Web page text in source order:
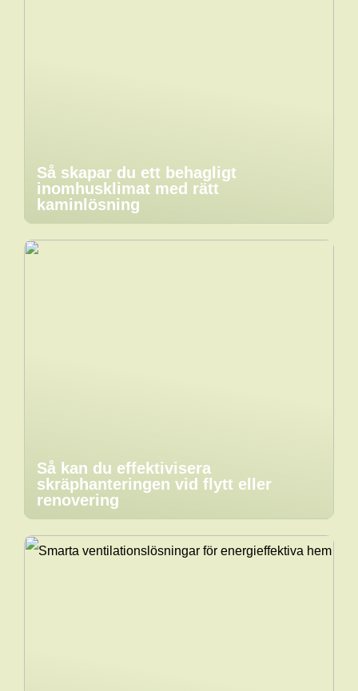
Så skapar du ett behagligt
inomhusklimat med rätt
kaminlösning
Så kan du effektivisera
skräphanteringen vid flytt eller
renovering